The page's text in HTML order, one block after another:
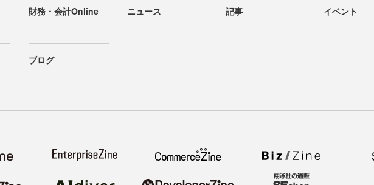
財務・会計Online ニュース 記事 イベント
ブログ